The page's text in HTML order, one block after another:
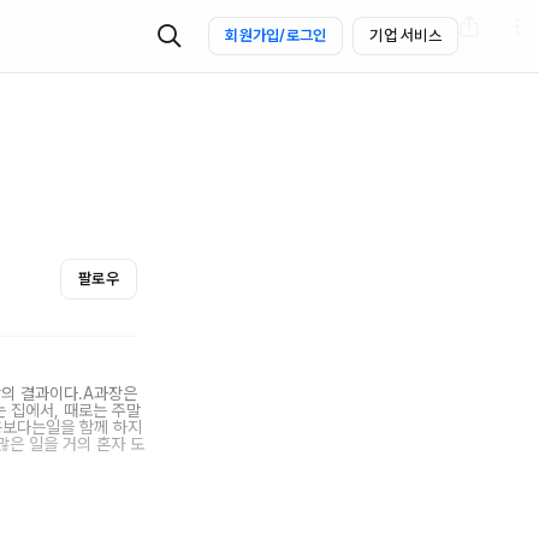
회원가입/로그인 기업 서비스
팔로우
결과이다.A과장은
집에서, 때로는 주말
다는일을 함께 하지
은 일을 거의 혼자 도